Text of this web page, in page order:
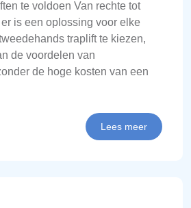
te voldoen Van rechte tot
is een oplossing voor elke
traplift te kiezen,
de voordelen van
de hoge kosten van een
Lees meer